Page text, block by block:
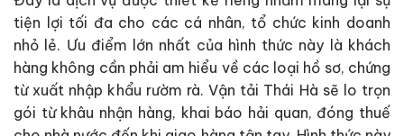
tiện lợi tối đa cho các cá nhân, tổ chức kinh doanh
nhỏ lẻ. Ưu điểm lớn nhất của hình thức này là khách
hàng không cần phải am hiểu về các loại hồ sơ, chứng
từ xuất nhập khẩu rườm rà. Vận tải Thái Hà sẽ lo trọn
gói từ khâu nhận hàng, khai báo hải quan, đóng thuế